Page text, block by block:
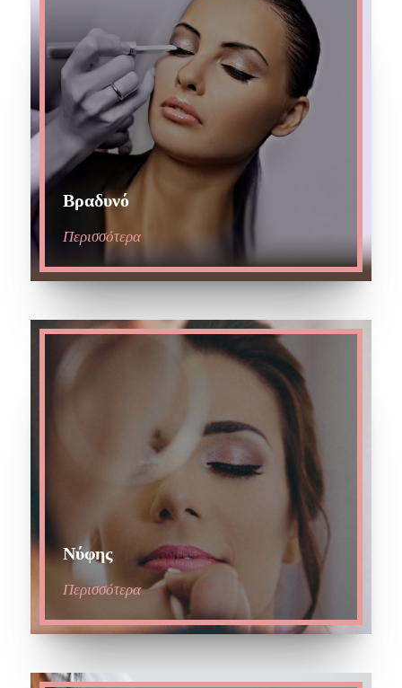
Βραδυνό
Περισσότερα
Νύφης
Περισσότερα